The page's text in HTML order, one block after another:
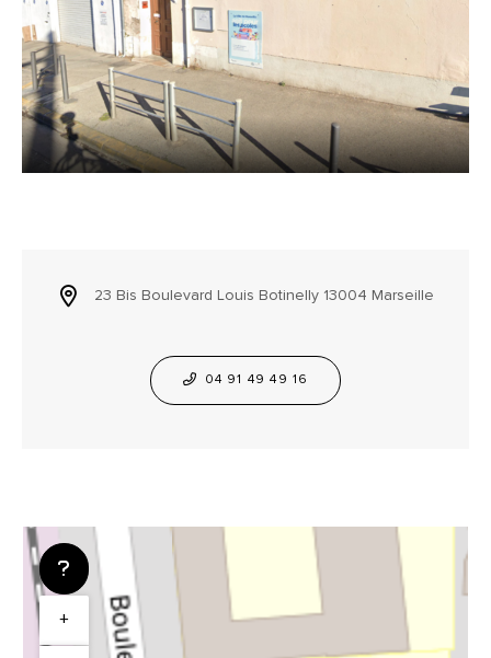
23 Bis Boulevard Louis Botinelly 13004 Marseille
04 91 49 49 16
+